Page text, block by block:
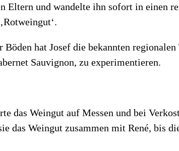
Eltern und wandelte ihn sofort in
hat Josef die bekannten
Sauvignon, zu experimentieren.
das Weingut auf Messen und bei
das Weingut zusammen mit René, bis